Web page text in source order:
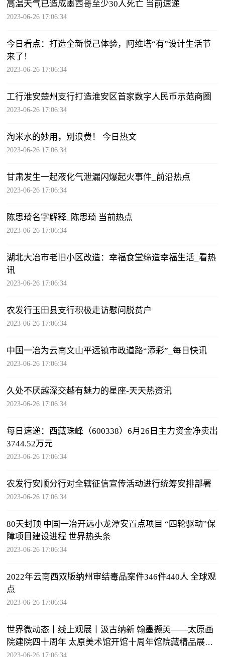
高温天气已造成墨西哥至少30人死亡 当前速递
2023-06-26 17:06:34
今日看点：打造全新悦己体验，阿维塔“有”设计生活节
来了！
2023-06-26 17:06:34
工行淮安楚州支行打造淮安区首家数字人民币示范商圈
2023-06-26 17:06:34
淘米水的妙用，别浪费！ 今日热文
2023-06-26 17:06:34
甘肃发生一起液化气泄漏闪爆起火事件_前沿热点
2023-06-26 17:06:34
陈思琦名字解释_陈思琦 当前热点
2023-06-26 17:06:34
湖北大冶市老旧小区改造：幸福食堂缔造幸福生活_看热
讯
2023-06-26 17:06:34
农发行玉田县支行积极走访慰问脱贫户
2023-06-26 17:06:34
中国一冶为云南文山平远镇市政道路“添彩”_每日快讯
2023-06-26 17:06:34
久处不厌越深交越有魅力的星座-天天热资讯
2023-06-26 17:06:34
每日速递：西藏珠峰（600338）6月26日主力资金净卖出
3744.52万元
2023-06-26 17:06:34
农发行安顺分行对全辖征信宣传活动进行统筹安排部署
2023-06-26 17:06:34
80天封顶 中国一冶开远小龙潭安置点项目 “四轮驱动”保
障项目建设进程 世界热头条
2023-06-26 17:06:34
2022年云南西双版纳州审结毒品案件346件440人 全球观
点
2023-06-26 17:06:34
世界微动态丨线上观展丨汲古纳新 翰墨撷英——太原画
院建院四十周年 太原美术馆开馆十周年馆院藏精品展
（裁云织锦二）
2023-06-26 17:06:34